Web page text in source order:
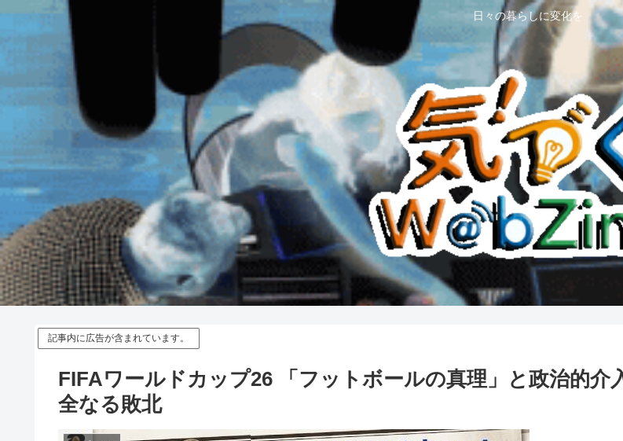
日々の暮らしに変化を
記事内に広告が含まれています。
FIFAワールドカップ26 「フットボールの真理」と政治的介
全なる敗北